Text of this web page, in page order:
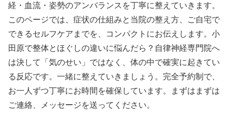
経・血流・姿勢のアンバランスを丁寧に整えていきます。
このページでは、症状の仕組みと当院の整え方、ご自宅で
できるセルフケアまでを、コンパクトにお伝えします。小
田原で整体とほぐしの違いに悩んだら？自律神経専門院へ
は決して「気のせい」ではなく、体の中で確実に起きてい
る反応です。一緒に整えていきましょう。完全予約制で、
お一人ずつ丁寧にお時間を確保しています。まずはまずは
ご連絡、メッセージを送ってください。